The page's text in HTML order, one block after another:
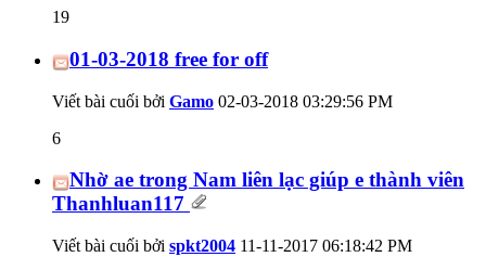
19
01-03-2018 free for off
Viết bài cuối bởi Gamo 02-03-2018 03:29:56 PM
6
Nhờ ae trong Nam liên lạc giúp e thành viên
Thanhluan117
Viết bài cuối bởi spkt2004 11-11-2017 06:18:42 PM